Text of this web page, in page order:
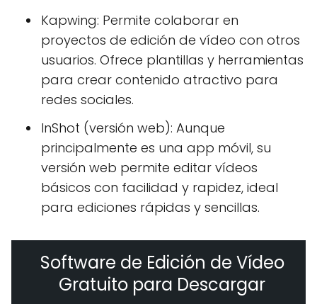
Kapwing: Permite colaborar en
proyectos de edición de vídeo con otros
usuarios. Ofrece plantillas y herramientas
para crear contenido atractivo para
redes sociales.
InShot (versión web): Aunque
principalmente es una app móvil, su
versión web permite editar vídeos
básicos con facilidad y rapidez, ideal
para ediciones rápidas y sencillas.
Software de Edición de Vídeo
Gratuito para Descargar